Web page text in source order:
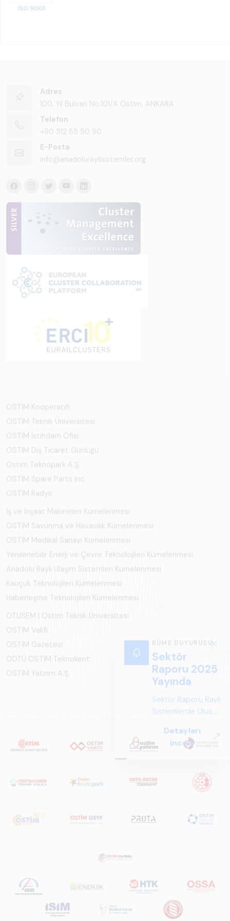
ISO 9001
KÜME DUYURUSU
Sektör
Raporu 2025
Yayında
Sektör Raporu Raylı
Sistemlerde Ulusal
Perspektif ARUS
tarafından
Sistemlerde Ulusal
ve Küresel
Perspektif – Sektör
Türkiye ve dünya
ve gelecek
perspektifi
açısından kapsamlı
Detayları
incele
Adres
100. Yıl Bulvarı No:101/A Ostim, ANKARA
Telefon
+90 312 85 50 90
E-Posta
info@anadoluraylisistemler.org
OSTİM Kooperatifi
OSTİM Teknik Üniversitesi
OSTİM İstihdam Ofisi
OSTİM Dış Ticaret Günlüğü
Ostim Teknopark A.Ş.
OSTİM Spare Parts Inc.
OSTİM Radyo
İş ve İnşaat Makineleri Kümelenmesi
OSTİM Savunma ve Havacılık Kümelenmesi
OSTİM Medikal Sanayi Kümelenmesi
Yenilenebilir Enerji ve Çevre Teknolojileri Kümelenmesi
Anadolu Raylı Ulaşım Sistemleri Kümelenmesi
Kauçuk Teknolojileri Kümelenmesi
Haberleşme Teknolojileri Kümelenmesi
OTÜSEM | Ostim Teknik Üniversitesi
OSTİM Vakfı
OSTİM Gazetesi
ODTÜ OSTİM Teknokent
OSTİM Yatırım A.Ş.